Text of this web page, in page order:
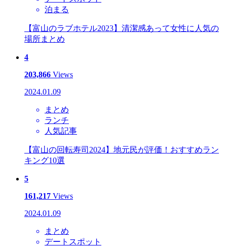
泊まる
【富山のラブホテル2023】清潔感あって女性に人気の
場所まとめ
4
203,866 Views
2024.01.09
まとめ
ランチ
人気記事
【富山の回転寿司2024】地元民が評価！おすすめラン
キング10選
5
161,217 Views
2024.01.09
まとめ
デートスポット